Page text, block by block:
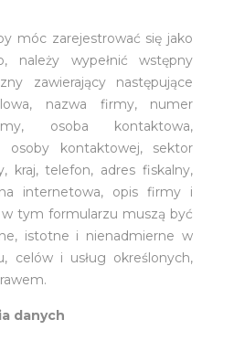
móc zarejestrować się jako
należy wypełnić wstępny
zawierający następujące
nazwa firmy, numer
osoba kontaktowa,
osoby kontaktowej, sektor
kraj, telefon, adres fiskalny,
internetowa, opis firmy i
w tym formularzu muszą być
istotne i nienadmierne w
celów i usług określonych,
danych